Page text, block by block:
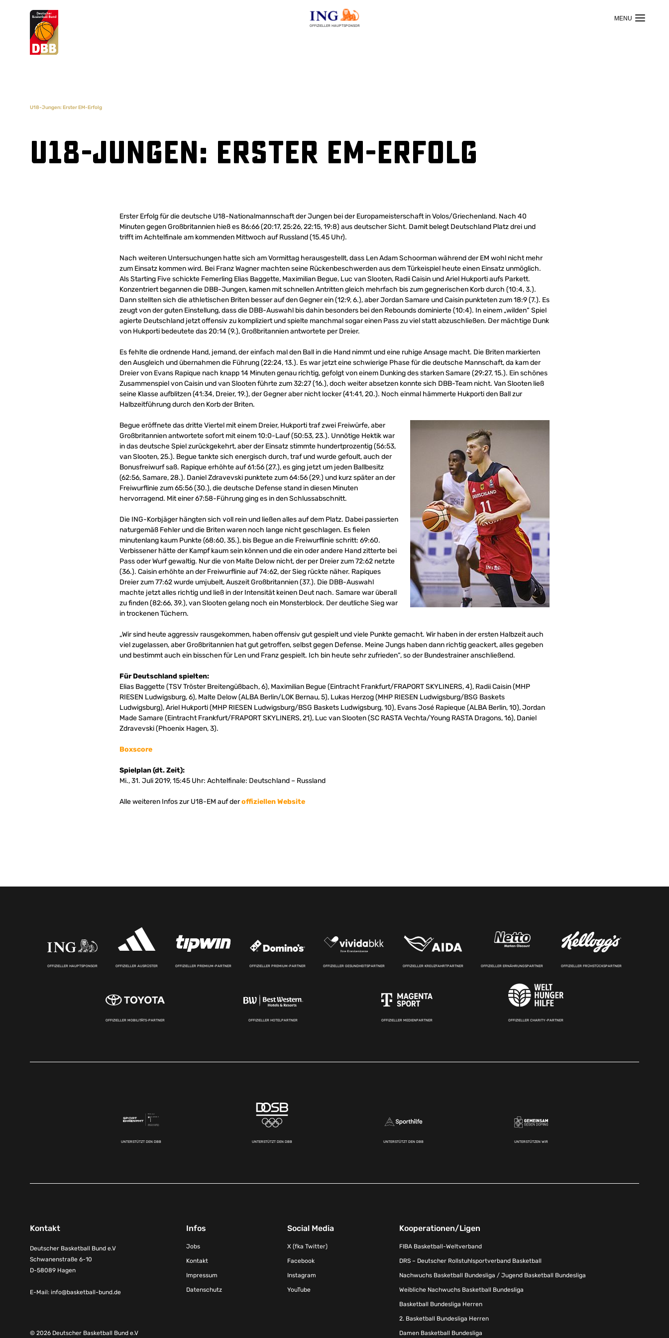
OFFIZIELLER HAUPTSPONSOR
Suchvorschläge
U18-Jungen: Erster EM-Erfolg
U18-Jungen: Erster EM-Erfolg
Erster Erfolg für die deutsche U18-Nationalmannschaft der Jungen bei der Europameisterschaft in Volos/Griechenland. Nach 40
Minuten gegen Großbritannien hieß es 86:66 (20:17, 25:26, 22:15, 19:8) aus deutscher Sicht. Damit belegt Deutschland Platz drei und
trifft im Achtelfinale am kommenden Mittwoch auf Russland (15.45 Uhr).
Nach weiteren Untersuchungen hatte sich am Vormittag herausgestellt, dass Len Adam Schoorman während der EM wohl nicht mehr
zum Einsatz kommen wird. Bei Franz Wagner machten seine Rückenbeschwerden aus dem Türkeispiel heute einen Einsatz unmöglich.
Als Starting Five schickte Femerling Elias Baggette, Maximilian Begue, Luc van Slooten, Radii Caisin und Ariel Hukporti aufs Parkett.
Konzentriert begannen die DBB-Jungen, kamen mit schnellen Antritten gleich mehrfach bis zum gegnerischen Korb durch (10:4, 3.).
Dann stellten sich die athletischen Briten besser auf den Gegner ein (12:9, 6.), aber Jordan Samare und Caisin punkteten zum 18:9 (7.). Es
zeugt von der guten Einstellung, dass die DBB-Auswahl bis dahin besonders bei den Rebounds dominierte (10:4). In einem „wilden“ Spiel
agierte Deutschland jetzt offensiv zu kompliziert und spielte manchmal sogar einen Pass zu viel statt abzuschließen. Der mächtige Dunk
von Hukporti bedeutete das 20:14 (9.), Großbritannien antwortete per Dreier.
Es fehlte die ordnende Hand, jemand, der einfach mal den Ball in die Hand nimmt und eine ruhige Ansage macht. Die Briten markierten
den Ausgleich und übernahmen die Führung (22:24, 13.). Es war jetzt eine schwierige Phase für die deutsche Mannschaft, da kam der
Dreier von Evans Rapique nach knapp 14 Minuten genau richtig, gefolgt von einem Dunking des starken Samare (29:27, 15.). Ein schönes
Zusammenspiel von Caisin und van Slooten führte zum 32:27 (16.), doch weiter absetzen konnte sich DBB-Team nicht. Van Slooten ließ
seine Klasse aufblitzen (41:34, Dreier, 19.), der Gegner aber nicht locker (41:41, 20.). Noch einmal hämmerte Hukporti den Ball zur
Halbzeitführung durch den Korb der Briten.
Begue eröffnete das dritte Viertel mit einem Dreier, Hukporti traf zwei Freiwürfe, aber
Großbritannien antwortete sofort mit einem 10:0-Lauf (50:53, 23.). Unnötige Hektik war
in das deutsche Spiel zurückgekehrt, aber der Einsatz stimmte hundertprozentig (56:53,
van Slooten, 25.). Begue tankte sich energisch durch, traf und wurde gefoult, auch der
Bonusfreiwurf saß. Rapique erhöhte auf 61:56 (27.), es ging jetzt um jeden Ballbesitz
(62:56, Samare, 28.). Daniel Zdravevski punktete zum 64:56 (29.) und kurz später an der
Freiwurflinie zum 65:56 (30.), die deutsche Defense stand in diesen Minuten
hervorragend. Mit einer 67:58-Führung ging es in den Schlussabschnitt.
Die ING-Korbjäger hängten sich voll rein und ließen alles auf dem Platz. Dabei passierten
naturgemäß Fehler und die Briten waren noch lange nicht geschlagen. Es fielen
minutenlang kaum Punkte (68:60, 35.), bis Begue an die Freiwurflinie schritt: 69:60.
Verbissener hätte der Kampf kaum sein können und die ein oder andere Hand zitterte bei
Pass oder Wurf gewaltig. Nur die von Malte Delow nicht, der per Dreier zum 72:62 netzte
(36.). Caisin erhöhte an der Freiwurflinie auf 74:62, der Sieg rückte näher. Rapiques
Dreier zum 77:62 wurde umjubelt, Auszeit Großbritannien (37.). Die DBB-Auswahl
machte jetzt alles richtig und ließ in der Intensität keinen Deut nach. Samare war überall
zu finden (82:66, 39.), van Slooten gelang noch ein Monsterblock. Der deutliche Sieg war
in trockenen Tüchern.
„Wir sind heute aggressiv rausgekommen, haben offensiv gut gespielt und viele Punkte gemacht. Wir haben in der ersten Halbzeit auch
viel zugelassen, aber Großbritannien hat gut getroffen, selbst gegen Defense. Meine Jungs haben dann richtig geackert, alles gegeben
und bestimmt auch ein bisschen für Len und Franz gespielt. Ich bin heute sehr zufrieden“, so der Bundestrainer anschließend.
Für Deutschland spielten:
Elias Baggette (TSV Tröster Breitengüßbach, 6), Maximilian Begue (Eintracht Frankfurt/FRAPORT SKYLINERS, 4), Radii Caisin (MHP
RIESEN Ludwigsburg, 6), Malte Delow (ALBA Berlin/LOK Bernau, 5), Lukas Herzog (MHP RIESEN Ludwigsburg/BSG Baskets
Ludwigsburg), Ariel Hukporti (MHP RIESEN Ludwigsburg/BSG Baskets Ludwigsburg, 10), Evans José Rapieque (ALBA Berlin, 10), Jordan
Made Samare (Eintracht Frankfurt/FRAPORT SKYLINERS, 21), Luc van Slooten (SC RASTA Vechta/Young RASTA Dragons, 16), Daniel
Zdravevski (Phoenix Hagen, 3).
Boxscore
Spielplan (dt. Zeit):
Mi., 31. Juli 2019, 15:45 Uhr: Achtelfinale: Deutschland – Russland
Alle weiteren Infos zur U18-EM auf deroffiziellen Website
OFFIZIELLER HAUPTSPONSOR OFFIZIELLER AUSRÜSTER OFFIZIELLER PREMIUM-PARTNER OFFIZIELLER PREMIUM-PARTNER OFFIZIELLER GESUNDHEITSPARTNER OFFIZIELLER KREUZFAHRTPARTNER OFFIZIELLER ERNÄHRUNGSPARTNER OFFIZIELLER FRÜHSTÜCKSPARTNER
OFFIZIELLER MOBILITÄTS-PARTNER OFFIZIELLER HOTELPARTNER OFFIZIELLER MEDIENPARTNER OFFIZIELLER CHARITY-PARTNER
UNTERSTÜTZT DEN DBB UNTERSTÜTZT DEN DBB UNTERSTÜTZT DEN DBB UNTERSTÜTZEN WIR
Kontakt
Deutscher Basketball Bund e.V
Schwanenstraße 6-10
D-58089 Hagen
E-Mail: info@basketball-bund.de
Infos
Jobs
Kontakt
Impressum
Datenschutz
Social Media
X (fka Twitter)
Facebook
Instagram
YouTube
Kooperationen/Ligen
FIBA Basketball-Weltverband
DRS – Deutscher Rollstuhlsportverband Basketball
Nachwuchs Basketball Bundesliga / Jugend Basketball Bundesliga
Weibliche Nachwuchs Basketball Bundesliga
Basketball Bundesliga Herren
2. Basketball Bundesliga Herren
Damen Basketball Bundesliga
© 2026 Deutscher Basketball Bund e.V